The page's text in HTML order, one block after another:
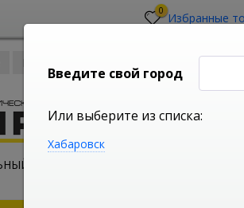
0 Избранные
ИНТЕРНЕТ МАГАЗИН
Введите свой город
Или выберите из списка:
Хабаровск